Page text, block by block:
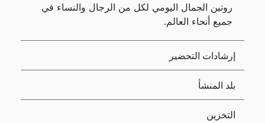
روتين الجمال اليومي لكل من الرجال والنساء في
جميع أنحاء العالم.
إرشادات التحضير
بلد المنشأ
التخزين